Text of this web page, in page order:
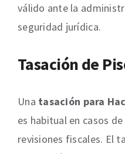
válido ante la
seguridad jurídica.
Tasación de
Una tasación para
es habitual en casos
revisiones fiscales. El